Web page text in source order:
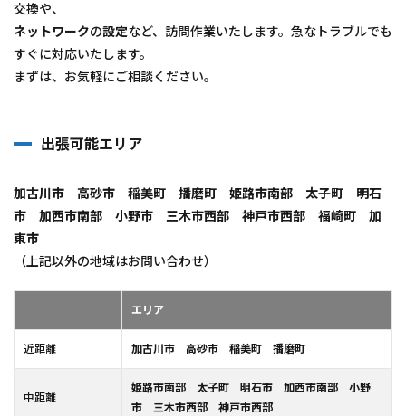
交換や、
ネットワークの設定など、訪問作業いたします。急なトラブルでも
すぐに対応いたします。
まずは、お気軽にご相談ください。
出張可能エリア
加古川市 高砂市 稲美町 播磨町 姫路市南部 太子町
明石
市
加西市南部 小野市 三木市西部 神戸市西部 福崎町
加
東市
（上記以外の地域はお問い合わせ）
エリア
近距離 加古川市 高砂市 稲美町 播磨町
中距離
姫路市南部 太子町 明石市 加西市南部
小野
市
三木市西部 神戸市西部